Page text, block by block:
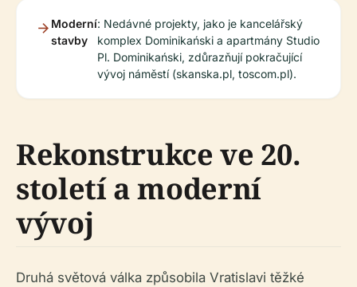
Moderní
stavby
: Nedávné projekty, jako je kancelářský
komplex Dominikański a apartmány Studio
Pl. Dominikański, zdůrazňují pokračující
vývoj náměstí (skanska.pl, toscom.pl).
Rekonstrukce ve 20.
století a moderní
vývoj
Druhá světová válka způsobila Vratislavi těžké